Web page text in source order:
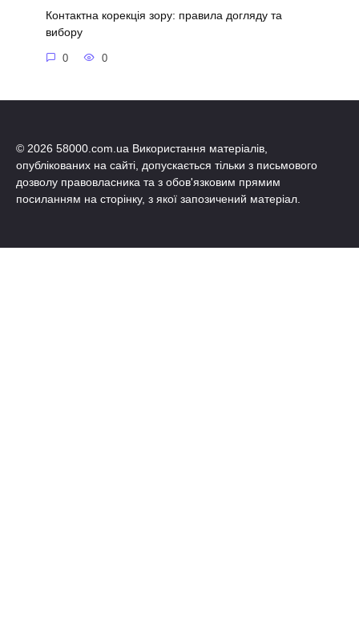
Контактна корекція зору: правила догляду та
вибору
0 0
© 2026 58000.com.ua Використання матеріалів,
опублікованих на сайті, допускається тільки з письмового
дозволу правовласника та з обов'язковим прямим
посиланням на сторінку, з якої запозичений матеріал.